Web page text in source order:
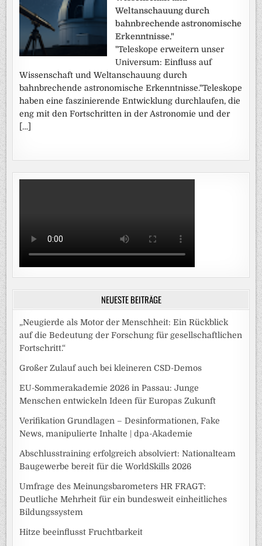
Weltanschauung durch
bahnbrechende astronomische
Erkenntnisse."
"Teleskope erweitern unser
Universum: Einfluss auf
Wissenschaft und Weltanschauung durch
bahnbrechende astronomische Erkenntnisse."Teleskope
haben eine faszinierende Entwicklung durchlaufen, die
eng mit den Fortschritten in der Astronomie und der
[…]
NEUESTE BEITRÄGE
„Neugierde als Motor der Menschheit: Ein Rückblick
auf die Bedeutung der Forschung für gesellschaftlichen
Fortschritt.“
Großer Zulauf auch bei kleineren CSD-Demos
EU-Sommerakademie 2026 in Passau: Junge
Menschen entwickeln Ideen für Europas Zukunft
Verifikation Grundlagen – Desinformationen, Fake
News, manipulierte Inhalte | dpa-Akademie
Abschlusstraining erfolgreich absolviert: Nationalteam
Baugewerbe bereit für die WorldSkills 2026
Umfrage des Meinungsbarometers HR FRAGT:
Deutliche Mehrheit für ein bundesweit einheitliches
Bildungssystem
Hitze beeinflusst Fruchtbarkeit